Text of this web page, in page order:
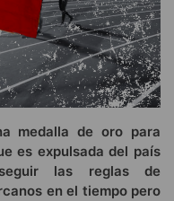
medalla de oro para
es expulsada del país
las reglas de
en el tiempo pero